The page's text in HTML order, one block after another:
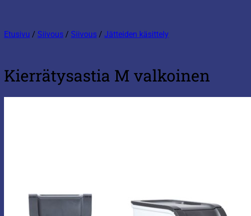
Etusivu / Siivous / Siivous / Jätteiden käsittely
Kierrätysastia M valkoinen